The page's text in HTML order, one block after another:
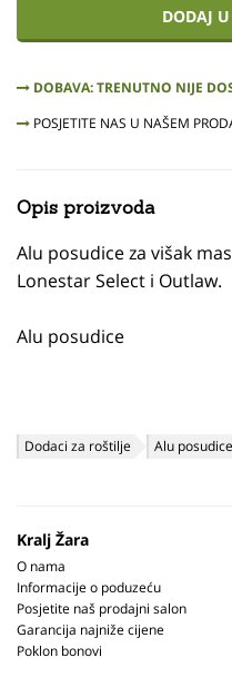
DODAJ
DOBAVA: TRENUTNO NIJE
POSJETITE NAS U NAŠEM
Opis proizvoda
Alu posudice za višak
Lonestar Select i Outlaw.
Alu posudice
Dodaci za roštilje Alu posudice
Kralj Žara
O nama
Informacije o poduzeću
Posjetite naš prodajni salon
Garancija najniže cijene
Poklon bonovi